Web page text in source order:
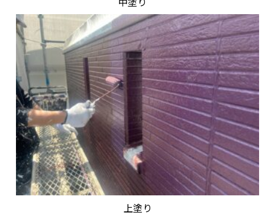
上塗り